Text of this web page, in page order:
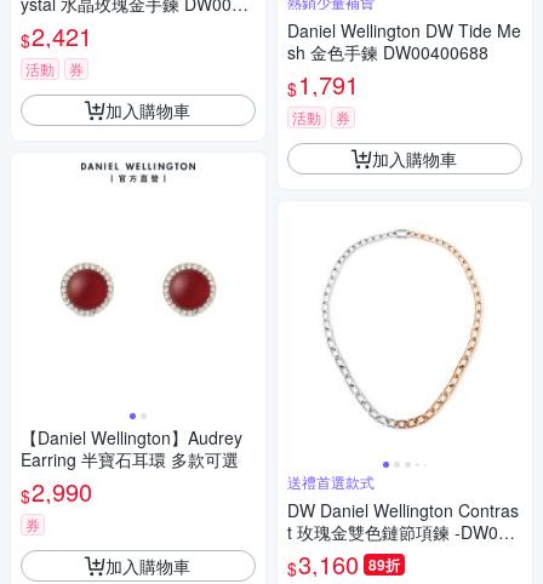
0626
$2,421
活動 券
加入購物車
【Daniel Wellington】Audrey
Earring 半寶石耳環 多款可選
$2,990
券
加入購物車
Daniel Wellington DW Tide Me
sh 金色手鍊 DW00400688
$1,791
活動 券
加入購物車
送禮首選款式
DW Daniel Wellington Contras
t 玫瑰金雙色鏈節項鍊 -DW004
01978
$3,160 89折